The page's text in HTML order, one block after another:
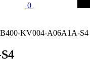
0
KV004-A06A1A-S4